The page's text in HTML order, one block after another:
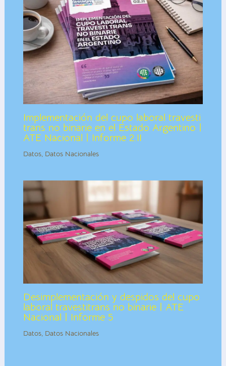
Implementación del cupo laboral travesti
trans no binarie en el Estado Argentino |
ATE Nacional | Informe 2.II
Datos, Datos Nacionales
Desimplementación y despidos del cupo
laboral travestitrans no binarie | ATE
Nacional | Informe 5
Datos, Datos Nacionales